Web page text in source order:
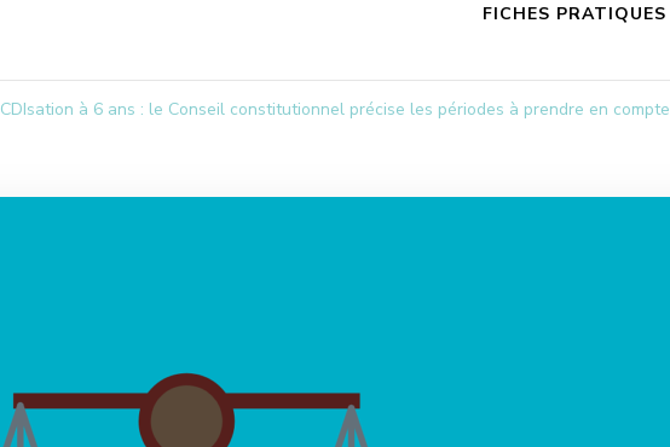
FICHES PRATIQUES
CDIsation à 6 ans : le Conseil constitutionnel précise les périodes à prendre en compte